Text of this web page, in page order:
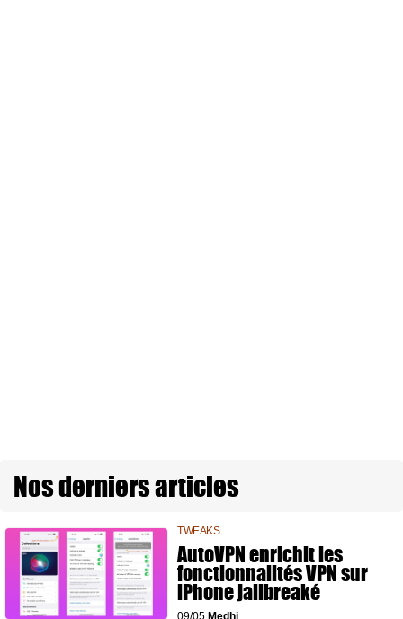
Nos derniers articles
TWEAKS
AutoVPN enrichit les
fonctionnalités VPN sur
iPhone jailbreaké
09/05 Medhi